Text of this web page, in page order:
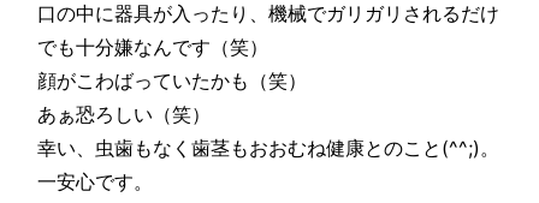
口の中に器具が入ったり、機械でガリガリされるだけ
でも十分嫌なんです（笑）
顔がこわばっていたかも（笑）
あぁ恐ろしい（笑）
幸い、虫歯もなく歯茎もおおむね健康とのこと(^^;)。
一安心です。